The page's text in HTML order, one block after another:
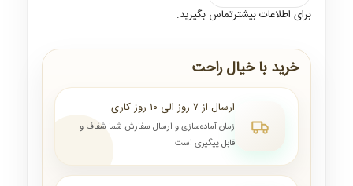
برای اطلاعات بیشترتماس بگیرید.
خرید با خیال راحت
ارسال از ۷ روز الی ۱۰ روز کاری
زمان آماده‌سازی و ارسال سفارش شما شفاف و
قابل پیگیری است